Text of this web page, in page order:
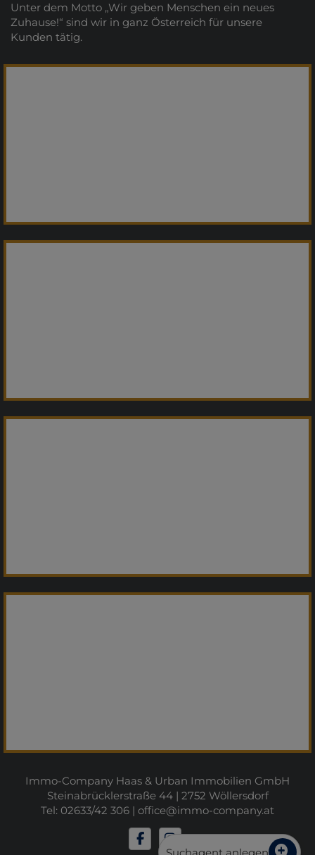
Unter dem Motto „Wir geben Menschen ein neues
Zuhause!“ sind wir in ganz Österreich für unsere
Kunden tätig.
Immo-Company Haas & Urban Immobilien GmbH
Steinabrücklerstraße 44 | 2752 Wöllersdorf
Tel: 02633/42 306 | office@immo-company.at
Suchagent anlegen